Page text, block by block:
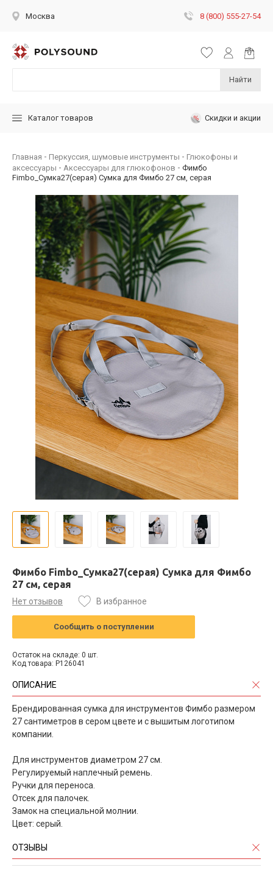
Москва 8 (800) 555-27-54
Найти
Каталог товаров Скидки и акции
Главная Перкуссия, шумовые инструменты
Глюкофоны и
аксессуары
Аксессуары для глюкофонов
Фимбо
Fimbo_Сумка27(серая) Сумка для Фимбо 27 см, серая
Фимбо Fimbo_Сумка27(серая) Сумка для Фимбо
27 см, серая
Нет отзывов В избранное
Сообщить о поступлении
Остаток на складе: 0 шт.
Код товара: P126041
ОПИСАНИЕ
Брендированная сумка для инструментов Фимбо размером
27 сантиметров в сером цвете и с вышитым логотипом
компании.
Для инструментов диаметром 27 см.
Регулируемый наплечный ремень.
Ручки для переноса.
Отсек для палочек.
Замок на специальной молнии.
Цвет: серый.
ОТЗЫВЫ